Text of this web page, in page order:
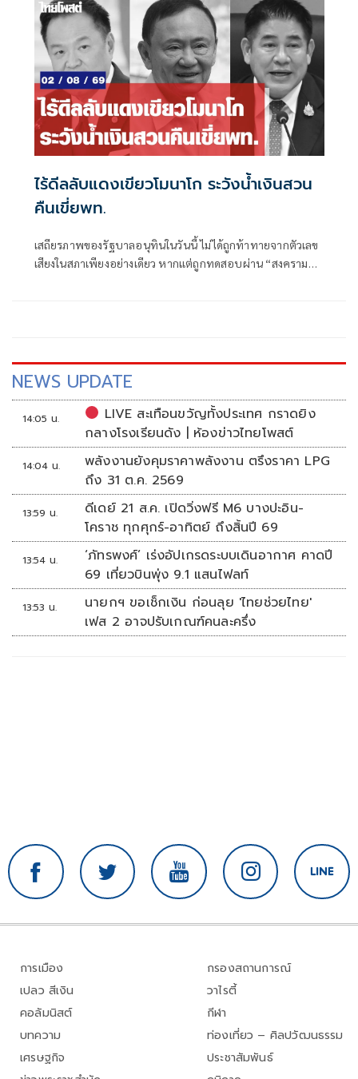
ทหาร-โผตำรวจ ยิ่งในช่วงการเมืองพีกๆ เช่น จะมีการเลือกตั้ง
ใหญ่ หรือการเมืองแรงๆ มีโอกาสที่จะมีการเปลี่ยนแปลงขั้ว
อำนาจการเมือง โผมหาดไทยก็จะอยู่ในความสนใจของแวดวง
การเมืองตามไปด้วย
ไร้ดีลลับแดงเขียวโมนาโก ระวังน้ำเงินสวน
คืนเขี่ยพท.
เสถียรภาพของรัฐบาลอนุทินในวันนี้ ไม่ได้ถูกท้าทายจากตัวเลข
เสียงในสภาเพียงอย่างเดียว หากแต่ถูกทดสอบผ่าน “สงคราม
NEWS UPDATE
14:05 น.
LIVE สะเทือนขวัญทั้งประเทศ กราดยิง
กลางโรงเรียนดัง | ห้องข่าวไทยโพสต์
14:04 น.
พลังงานยังคุมราคาพลังงาน ตรึงราคา LPG
ถึง 31 ต.ค. 2569
13:59 น.
ดีเดย์ 21 ส.ค. เปิดวิ่งฟรี M6 บางปะอิน-
โคราช ทุกศุกร์-อาทิตย์ ถึงสิ้นปี 69
13:54 น.
‘ภัทรพงศ์’ เร่งอัปเกรดระบบเดินอากาศ คาดปี
69 เที่ยวบินพุ่ง 9.1 แสนไฟลท์
13:53 น.
นายกฯ ขอเช็กเงิน ก่อนลุย 'ไทยช่วยไทย'
เฟส 2 อาจปรับเกณฑ์คนละครึ่ง
การเมือง
เปลว สีเงิน
คอลัมนิสต์
บทความ
เศรษฐกิจ
กรองสถานการณ์
วาไรตี้
กีฬา
ท่องเที่ยว – ศิลปวัฒนธรรม
ประชาสัมพันธ์